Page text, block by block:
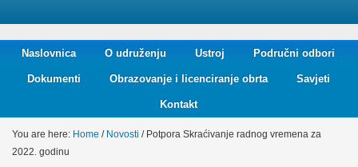
Naslovnica O udruženju Ustroj Područni odbori
Dokumenti Obrazovanje i licenciranje obrta Savjeti
Kontakt
You are here: Home / Novosti /Potpora Skraćivanje radnog vremena za
2022. godinu